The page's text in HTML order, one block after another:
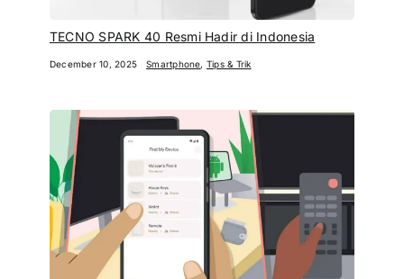
TECNO SPARK 40 Resmi Hadir di Indonesia
December 10, 2025 Smartphone, Tips & Trik